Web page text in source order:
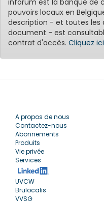
inforum est la banque de
pouvoirs locaux en
description - et toutes les
document - est
contrat d'accès. Cliquez
A propos de nous
Contactez-nous
Abonnements
Produits
Vie privée
Services
UVCW
Brulocalis
VVSG